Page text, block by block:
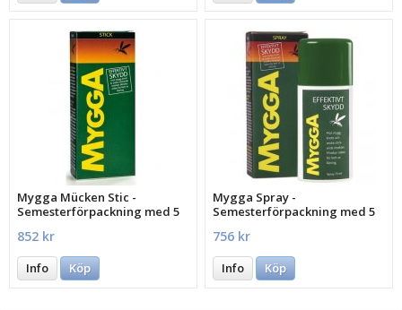
Mygga Mücken Stic -
Semesterförpackning med 5
852 kr
Info Köp
Mygga Spray -
Semesterförpackning med 5
756 kr
Info Köp